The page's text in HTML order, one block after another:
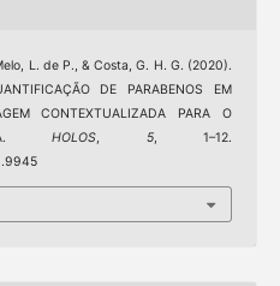
L. de P., & Costa, G. H. G. (2020).
DE PARABENOS EM
CONTEXTUALIZADA PARA O
HOLOS, 5, 1–12.